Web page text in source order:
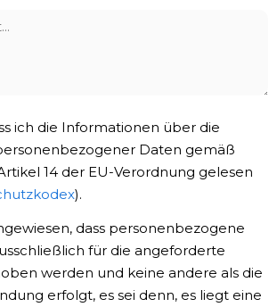
ich die Informationen über die
Daten gemäß
14 der EU-Verordnung gelesen
).
dass personenbezogene
für die angeforderte
werden und keine andere als die
erfolgt, es sei denn, es liegt eine